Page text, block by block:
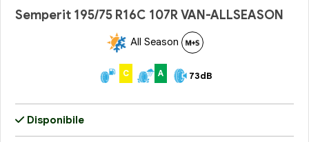
Semperit 195/75 R16C 107R VAN-ALLSEASON
All Season
C A 73dB
Disponibile